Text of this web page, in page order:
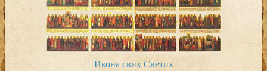
Икона свих Светих